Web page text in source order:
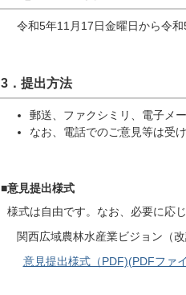
令和5年11月17日金曜日から令和5
3．提出方法
郵送、ファクシミリ、電子メ
なお、電話でのご意見等は受
■意見提出様式
様式は自由です。なお、必要に応
関西広域農林水産業ビジョン（改
意見提出様式（PDF)(PDFファ